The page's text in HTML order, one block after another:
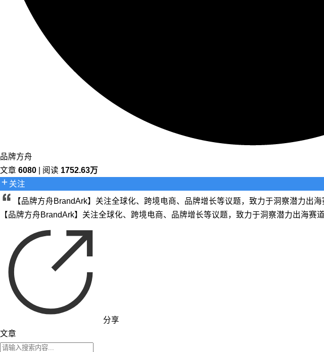
品牌方舟
文章 6080 | 阅读 1752.63万
关注
【品牌方舟BrandArk】关注全球化、跨境电商、品牌增长等议题，致力于洞察潜力出海
【品牌方舟BrandArk】关注全球化、跨境电商、品牌增长等议题，致力于洞察潜力出海赛道
分享
文章